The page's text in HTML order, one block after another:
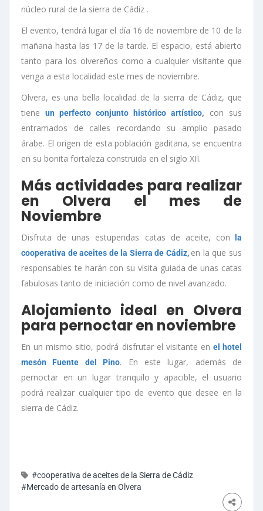
núcleo rural de la sierra de Cádiz .
El evento, tendrá lugar el día 16 de noviembre de 10 de la
mañana hasta las 17 de la tarde. El espacio, está abierto
tanto para los olvereños como a cualquier visitante que
venga a esta localidad este mes de noviembre.
Olvera, es una bella localidad de la sierra de Cádiz, que
tiene un perfecto conjunto histórico artístico, con sus
entramados de calles recordando su amplio pasado
árabe. El origen de esta población gaditana, se encuentra
en su bonita fortaleza construida en el siglo XII.
Más actividades para realizar
en Olvera el mes de
Noviembre
Disfruta de unas estupendas catas de aceite, con la
cooperativa de aceites de la Sierra de Cádiz, en la que sus
responsables te harán con su visita guiada de unas catas
fabulosas tanto de iniciación como de nivel avanzado.
Alojamiento ideal en Olvera
para pernoctar en noviembre
En un mismo sitio, podrá disfrutar el visitante en el hotel
mesón Fuente del Pino. En este lugar, además de
pernoctar en un lugar tranquilo y apacible, el usuario
podrá realizar cualquier tipo de evento que desee en la
sierra de Cádiz.
#cooperativa de aceites de la Sierra de Cádiz
#Mercado de artesanía en Olvera